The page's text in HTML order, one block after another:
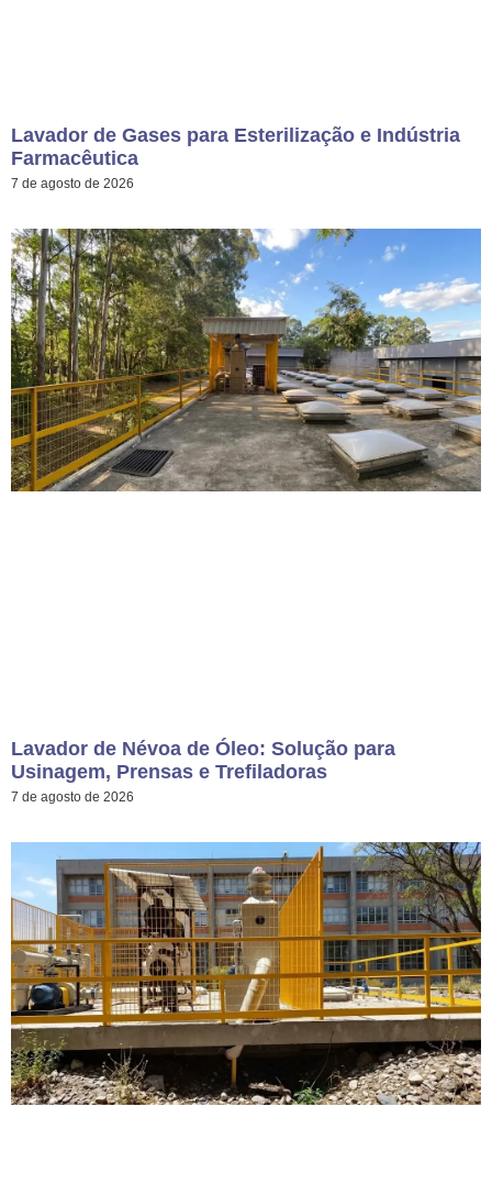
Lavador de Gases para Esterilização e Indústria
Farmacêutica
7 de agosto de 2026
Lavador de Névoa de Óleo: Solução para
Usinagem, Prensas e Trefiladoras
7 de agosto de 2026